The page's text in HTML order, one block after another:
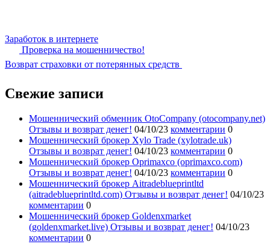
Заработок в интернете
Проверка на мошенничество!
Возврат страховки от потерянных средств
Свежие записи
Мошеннический обменник OtoCompany (otocompany.net)
Отзывы и возврат денег! 04/10/23 комментарии 0
Мошеннический брокер Xylo Trade (xylotrade.uk)
Отзывы и возврат денег! 04/10/23 комментарии 0
Мошеннический брокер Oprimaxco (oprimaxco.com)
Отзывы и возврат денег! 04/10/23 комментарии 0
Мошеннический брокер Aitradeblueprintltd
(aitradeblueprintltd.com) Отзывы и возврат денег! 04/10/23
комментарии 0
Мошеннический брокер Goldenxmarket
(goldenxmarket.live) Отзывы и возврат денег! 04/10/23
комментарии 0